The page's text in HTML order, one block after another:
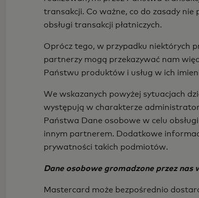
transakcji. Co ważne, co do zasady
obsługi transakcji płatniczych.
Oprócz tego, w przypadku niektórych
partnerzy mogą przekazywać nam
Państwu produktów i usług w ich
We wskazanych powyżej sytuacjach
występują w charakterze
Państwa Dane osobowe w celu
innym partnerem. Dodatkowe
prywatności takich podmiotów.
Dane osobowe gromadzone przez
Mastercard może bezpośrednio